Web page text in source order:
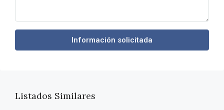
Información solicitada
Listados Similares